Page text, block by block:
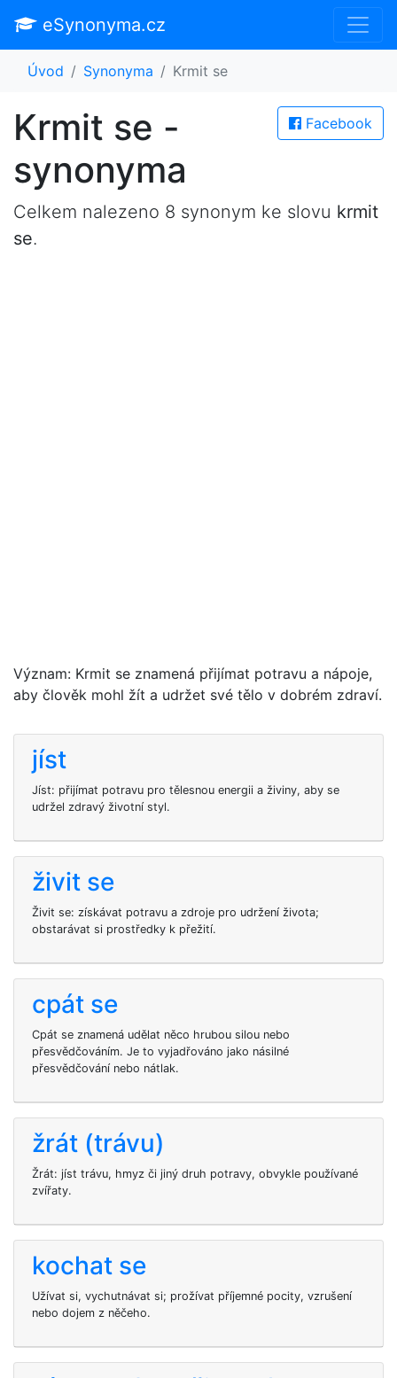
eSynonyma.cz
Úvod Synonyma Krmit se
Facebook
Krmit se -
synonyma
Celkem nalezeno 8 synonym ke slovu krmit
se.
Význam: Krmit se znamená přijímat potravu a nápoje,
aby člověk mohl žít a udržet své tělo v dobrém zdraví.
jíst
Jíst: přijímat potravu pro tělesnou energii a živiny, aby se
udržel zdravý životní styl.
živit se
Živit se: získávat potravu a zdroje pro udržení života;
obstarávat si prostředky k přežití.
cpát se
Cpát se znamená udělat něco hrubou silou nebo
přesvědčováním. Je to vyjadřováno jako násilné
přesvědčování nebo nátlak.
žrát (trávu)
Žrát: jíst trávu, hmyz či jiný druh potravy, obvykle používané
zvířaty.
kochat se
Užívat si, vychutnávat si; prožívat příjemné pocity, vzrušení
nebo dojem z něčeho.